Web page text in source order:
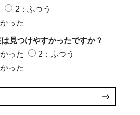
2：ふつう
った
見つけやすかったですか？
った
2：ふつう
った